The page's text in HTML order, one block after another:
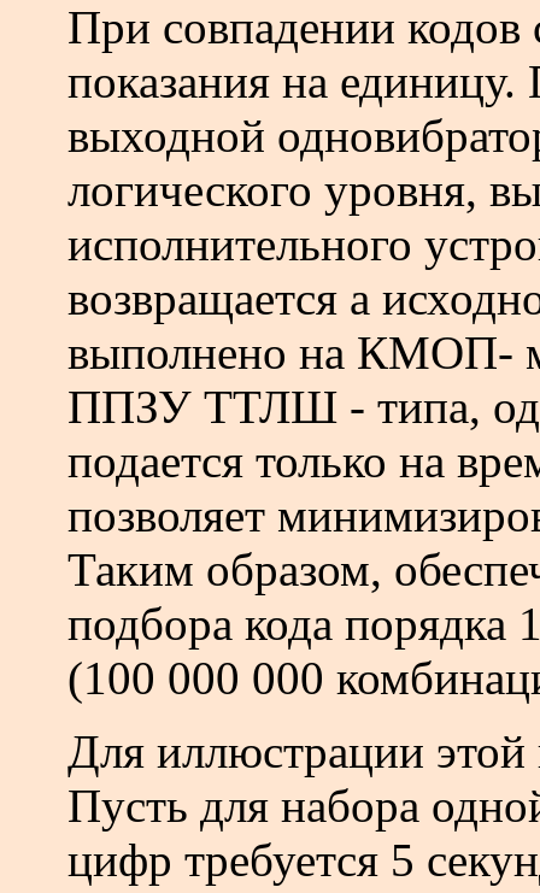
При совпадении кодов
показания на
выходной
логического уровня,
исполнительного
возвращается а
выполнено на КМОП-
ППЗУ ТТЛШ - типа,
подается только на
позволяет
Таким образом,
подбора кода порядка
(100 000 000
Для иллюстрации
Пусть для набора
цифр требуется 5